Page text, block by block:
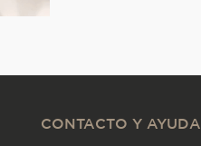
CONTACTO Y AYUDA